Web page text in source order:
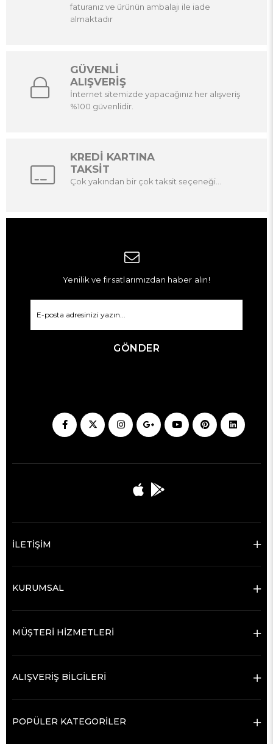
faturanız ve ürünün ambalajı ile iade
almaktadır
GÜVENLİ
ALIŞVERİŞ
İnternet sitemizde yapacağınız her alışveriş
%100 güvenlidir.
KREDİ KARTINA
TAKSİT
Çok yakından bir çok taksit seçeneği...
Yenilik ve fırsatlarımızdan haber alın!
GÖNDER
İLETİŞİM
KURUMSAL
MÜŞTERİ HİZMETLERİ
ALIŞVERİŞ BİLGİLERİ
POPÜLER KATEGORİLER